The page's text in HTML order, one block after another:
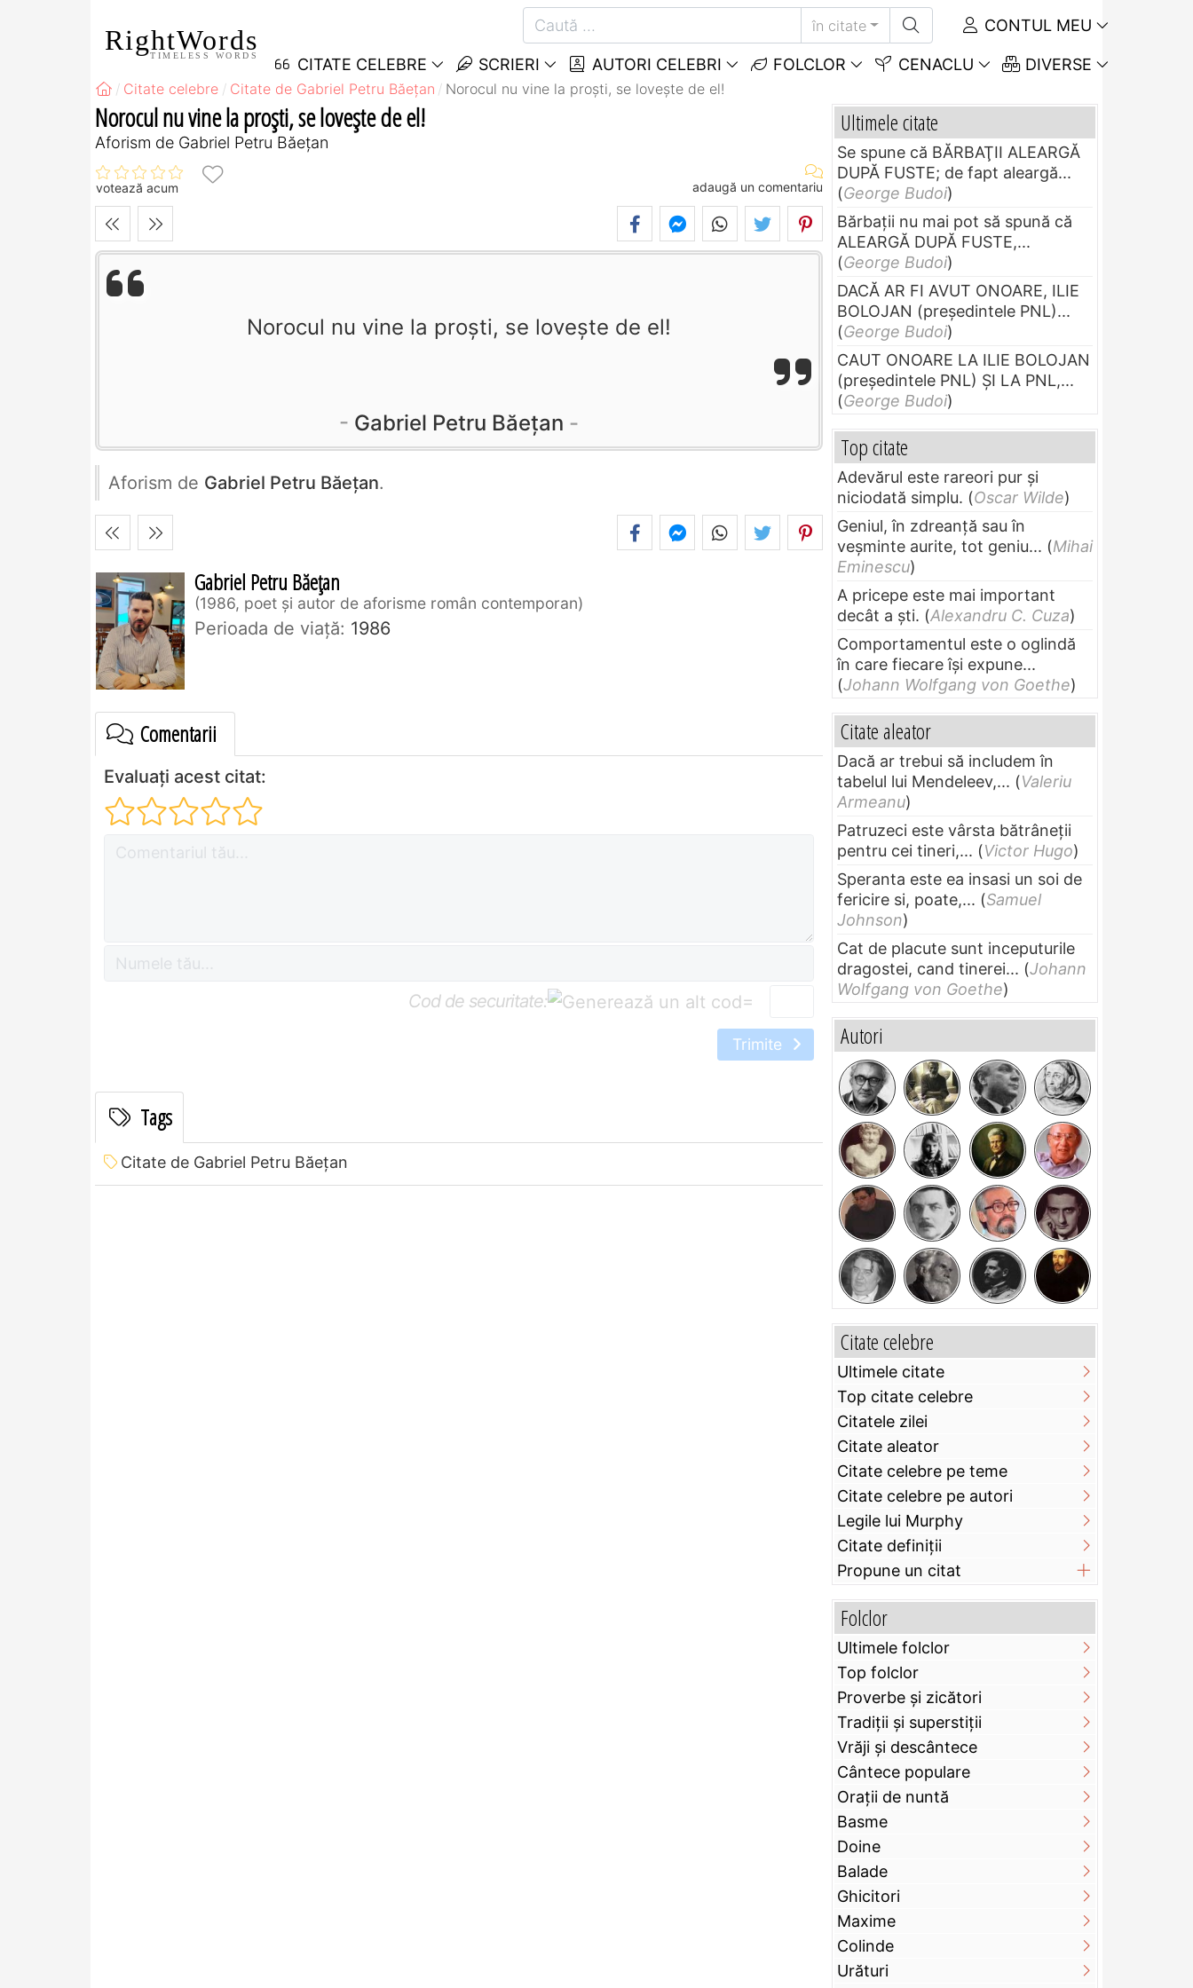
RightWords
TIMELESS WORDS
în citate CONTUL MEU
CITATE CELEBRE SCRIERI AUTORI CELEBRI FOLCLOR CENACLU DIVERSE
Citate celebre Citate de Gabriel Petru Băețan Norocul nu vine la proști, se lovește de el!
Norocul nu vine la proști, se lovește de el!
Aforism de Gabriel Petru Băețan
votează acum adaugă un comentariu
Norocul nu vine la proști, se lovește de el!
Gabriel Petru Băețan
Aforism de Gabriel Petru Băețan.
Gabriel Petru Băețan
1986, poet și autor de aforisme român contemporan
Perioada de viaţă: 1986
Comentarii
Evaluați acest citat:
Cod de securitate: =
Trimite
Tags
Citate de Gabriel Petru Băețan
Ultimele citate
Se spune că BĂRBAŢII ALEARGĂ
DUPĂ FUSTE; de fapt aleargă...
(George Budoi)
Bărbaţii nu mai pot să spună că
ALEARGĂ DUPĂ FUSTE,...
(George Budoi)
DACĂ AR FI AVUT ONOARE, ILIE
BOLOJAN (preşedintele PNL)...
(George Budoi)
CAUT ONOARE LA ILIE BOLOJAN
(preşedintele PNL) ŞI LA PNL,...
(George Budoi)
Top citate
Adevărul este rareori pur și
niciodată simplu. (Oscar Wilde)
Geniul, în zdreanţă sau în
veşminte aurite, tot geniu... (Mihai
Eminescu)
A pricepe este mai important
decât a ști. (Alexandru C. Cuza)
Comportamentul este o oglindă
în care fiecare își expune...
(Johann Wolfgang von Goethe)
Citate aleator
Dacă ar trebui să includem în
tabelul lui Mendeleev,... (Valeriu
Armeanu)
Patruzeci este vârsta bătrâneții
pentru cei tineri,... (Victor Hugo)
Speranta este ea insasi un soi de
fericire si, poate,... (Samuel
Johnson)
Cat de placute sunt inceputurile
dragostei, cand tinerei... (Johann
Wolfgang von Goethe)
Autori
Citate celebre
Ultimele citate
Top citate celebre
Citatele zilei
Citate aleator
Citate celebre pe teme
Citate celebre pe autori
Legile lui Murphy
Citate definiţii
Propune un citat
Folclor
Ultimele folclor
Top folclor
Proverbe și zicători
Tradiții și superstiții
Vrăji și descântece
Cântece populare
Orații de nuntă
Basme
Doine
Balade
Ghicitori
Maxime
Colinde
Urături